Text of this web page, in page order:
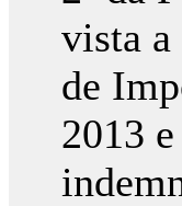
vista a
de
2013